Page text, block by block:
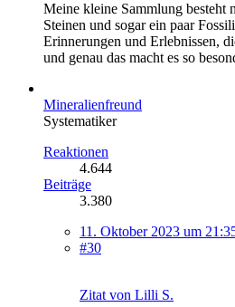
Meine kleine Sammlung besteht
Steinen und sogar ein paar
Erinnerungen und Erlebnissen,
und genau das macht es so
Mineralienfreund
Systematiker
Reaktionen
4.644
Beiträge
3.380
11. Oktober 2023 um
#30
Zitat von Lilli S.